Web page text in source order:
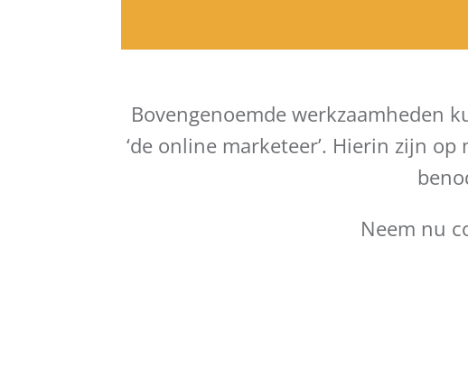
Bovengenoemde werkzaamheden
‘de online marketeer’. Hierin zijn
Neem nu